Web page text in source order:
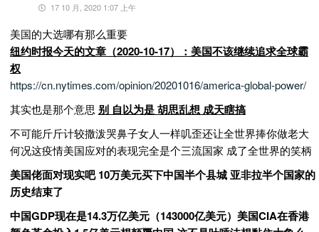
17 10 月, 2020 1:07 上午
美国的大选哪有那么重要
纽约时报今天的文章（2020-10-17）：美国不该继续追求全球霸
权
https://cn.nytimes.com/opinion/20201016/america-global-power/
其实也是那个意思 别 自以为是 胡思乱想 成天瞎搞
不可能斤斤计较撒泼哭鼻子女人一样叽歪还让全世界捧你做老大
何况这疫情美国应对的表现完全是个三流国家 成了全世界的笑柄
美国佬面对现实吧 10万美元买下中国半个县城 亚非拉半个国家的
历史结束了
中国GDP现在是14.3万亿美元（143000亿美元）美国CIA在香港